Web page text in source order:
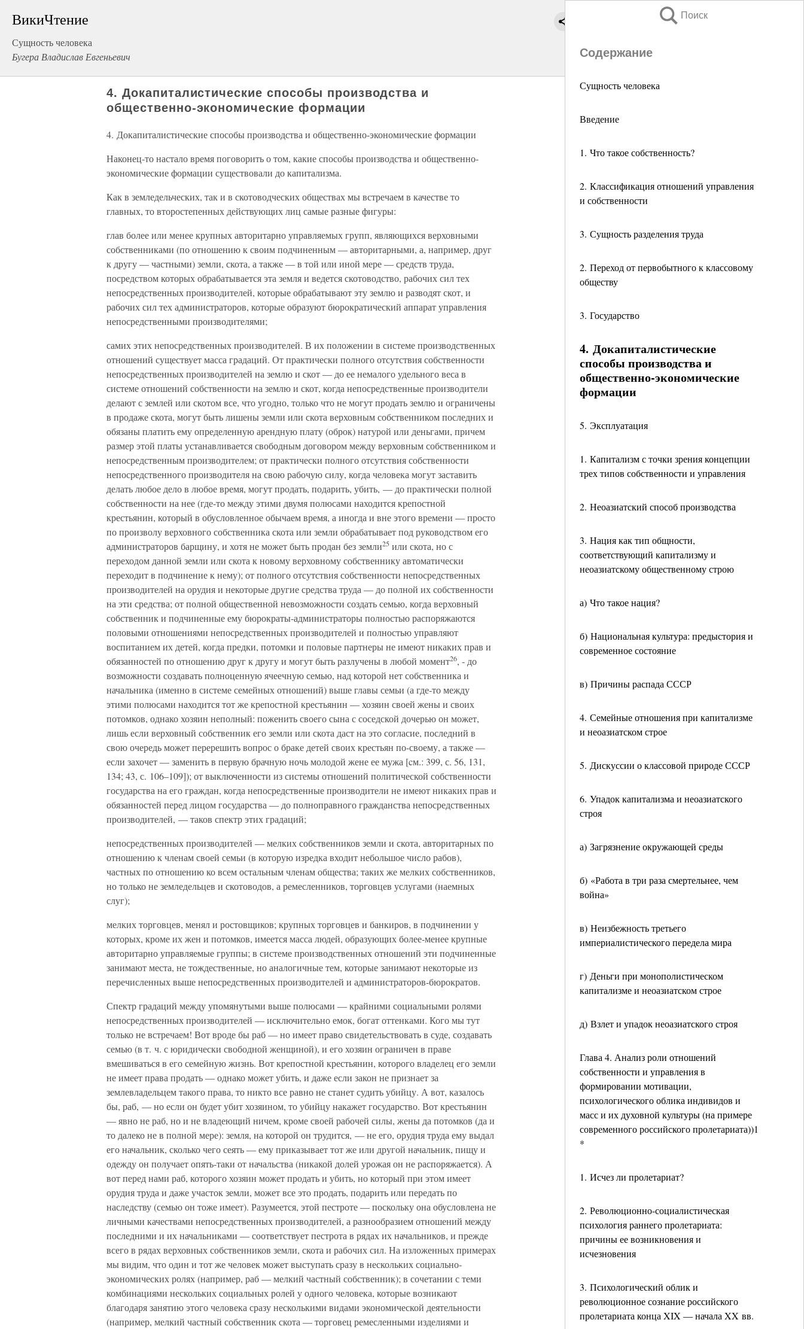
ВикиЧтение
Сущность человека
Бугера Владислав Евгеньевич
Поиск
Содержание
Сущность человека
Введение
1. Что такое собственность?
2. Классификация отношений управления
и собственности
3. Сущность разделения труда
2. Переход от первобытного к классовому
обществу
3. Государство
4. Докапиталистические
способы производства и
общественно-экономические
формации
5. Эксплуатация
1. Капитализм с точки зрения концепции
трех типов собственности и управления
2. Неоазиатский способ производства
3. Нация как тип общности,
соответствующий капитализму и
неоазиатскому общественному строю
а) Что такое нация?
б) Национальная культура: предыстория и
современное состояние
в) Причины распада СССР
4. Семейные отношения при капитализме
и неоазиатском строе
5. Дискуссии о классовой природе СССР
6. Упадок капитализма и неоазиатского
строя
а) Загрязнение окружающей среды
б) «Работа в три раза смертельнее, чем
война»
в) Неизбежность третьего
империалистического передела мира
г) Деньги при монополистическом
капитализме и неоазиатском строе
д) Взлет и упадок неоазиатского строя
Глава 4. Анализ роли отношений
собственности и управления в
формировании мотивации,
психологического облика индивидов и
масс и их духовной культуры (на примере
современного российского пролетариата))1
*
1. Исчез ли пролетариат?
2. Революционно-социалистическая
психология раннего пролетариата:
причины ее возникновения и
исчезновения
3. Психологический облик и
революционное сознание российского
пролетариата конца XIX — начала XX вв.
4. Докапиталистические способы производства и
общественно-экономические формации
4. Докапиталистические способы производства и общественно-экономические формации
Наконец-то настало время поговорить о том, какие способы производства и общественно-
экономические формации существовали до капитализма.
Как в земледельческих, так и в скотоводческих обществах мы встречаем в качестве то
главных, то второстепенных действующих лиц самые разные фигуры:
глав более или менее крупных авторитарно управляемых групп, являющихся верховными
собственниками (по отношению к своим подчиненным — авторитарными, а, например, друг
к другу — частными) земли, скота, а также — в той или иной мере — средств труда,
посредством которых обрабатывается эта земля и ведется скотоводство, рабочих сил тех
непосредственных производителей, которые обрабатывают эту землю и разводят скот, и
рабочих сил тех администраторов, которые образуют бюрократический аппарат управления
непосредственными производителями;
самих этих непосредственных производителей. В их положении в системе производственных
отношений существует масса градаций. От практически полного отсутствия собственности
непосредственных производителей на землю и скот — до ее немалого удельного веса в
системе отношений собственности на землю и скот, когда непосредственные производители
делают с землей или скотом все, что угодно, только что не могут продать землю и ограничены
в продаже скота, могут быть лишены земли или скота верховным собственником последних и
обязаны платить ему определенную арендную плату (оброк) натурой или деньгами, причем
размер этой платы устанавливается свободным договором между верховным собственником и
непосредственным производителем; от практически полного отсутствия собственности
непосредственного производителя на свою рабочую силу, когда человека могут заставить
делать любое дело в любое время, могут продать, подарить, убить, — до практически полной
собственности на нее (где-то между этими двумя полюсами находится крепостной
крестьянин, который в обусловленное обычаем время, а иногда и вне этого времени — просто
по произволу верховного собственника скота или земли обрабатывает под руководством его
администраторов барщину, и хотя не может быть продан без земли25 или скота, но с
переходом данной земли или скота к новому верховному собственнику автоматически
переходит в подчинение к нему); от полного отсутствия собственности непосредственных
производителей на орудия и некоторые другие средства труда — до полной их собственности
на эти средства; от полной общественной невозможности создать семью, когда верховный
собственник и подчиненные ему бюрократы-администраторы полностью распоряжаются
половыми отношениями непосредственных производителей и полностью управляют
воспитанием их детей, когда предки, потомки и половые партнеры не имеют никаких прав и
обязанностей по отношению друг к другу и могут быть разлучены в любой момент26, - до
возможности создавать полноценную ячеечную семью, над которой нет собственника и
начальника (именно в системе семейных отношений) выше главы семьи (а где-то между
этими полюсами находится тот же крепостной крестьянин — хозяин своей жены и своих
потомков, однако хозяин неполный: поженить своего сына с соседской дочерью он может,
лишь если верховный собственник его земли или скота даст на это согласие, последний в
свою очередь может перерешить вопрос о браке детей своих крестьян по-своему, а также —
если захочет — заменить в первую брачную ночь молодой жене ее мужа [cм.: 399, с. 56, 131,
134; 43, с. 106–109]); от выключенности из системы отношений политической собственности
государства на его граждан, когда непосредственные производители не имеют никаких прав и
обязанностей перед лицом государства — до полноправного гражданства непосредственных
производителей, — таков спектр этих градаций;
непосредственных производителей — мелких собственников земли и скота, авторитарных по
отношению к членам своей семьи (в которую изредка входит небольшое число рабов),
частных по отношению ко всем остальным членам общества; таких же мелких собственников,
но только не земледельцев и скотоводов, а ремесленников, торговцев услугами (наемных
слуг);
мелких торговцев, менял и ростовщиков; крупных торговцев и банкиров, в подчинении у
которых, кроме их жен и потомков, имеется масса людей, образующих более-менее крупные
авторитарно управляемые группы; в системе производственных отношений эти подчиненные
занимают места, не тождественные, но аналогичные тем, которые занимают некоторые из
перечисленных выше непосредственных производителей и администраторов-бюрократов.
Спектр градаций между упомянутыми выше полюсами — крайними социальными ролями
непосредственных производителей — исключительно емок, богат оттенками. Кого мы тут
только не встречаем! Вот вроде бы раб — но имеет право свидетельствовать в суде, создавать
семью (в т. ч. с юридически свободной женщиной), и его хозяин ограничен в праве
вмешиваться в его семейную жизнь. Вот крепостной крестьянин, которого владелец его земли
не имеет права продать — однако может убить, и даже если закон не признает за
землевладельцем такого права, то никто все равно не станет судить убийцу. А вот, казалось
бы, раб, — но если он будет убит хозяином, то убийцу накажет государство. Вот крестьянин
— явно не раб, но и не владеющий ничем, кроме своей рабочей силы, жены да потомков (да и
то далеко не в полной мере): земля, на которой он трудится, — не его, орудия труда ему выдал
его начальник, сколько чего сеять — ему приказывает тот же или другой начальник, пищу и
одежду он получает опять-таки от начальства (никакой долей урожая он не распоряжается). А
вот перед нами раб, которого хозяин может продать и убить, но который при этом имеет
орудия труда и даже участок земли, может все это продать, подарить или передать по
наследству (семью он тоже имеет). Разумеется, этой пестроте — поскольку она обусловлена не
личными качествами непосредственных производителей, а разнообразием отношений между
последними и их начальниками — соответствует пестрота в рядах их начальников, и прежде
всего в рядах верховных собственников земли, скота и рабочих сил. На изложенных примерах
мы видим, что один и тот же человек может выступать сразу в нескольких социально-
экономических ролях (например, раб — мелкий частный собственник); в сочетании с теми
комбинациями нескольких социальных ролей у одного человека, которые возникают
благодаря занятию этого человека сразу несколькими видами экономической деятельности
(например, мелкий частный собственник скота — торговец ремесленными изделиями и